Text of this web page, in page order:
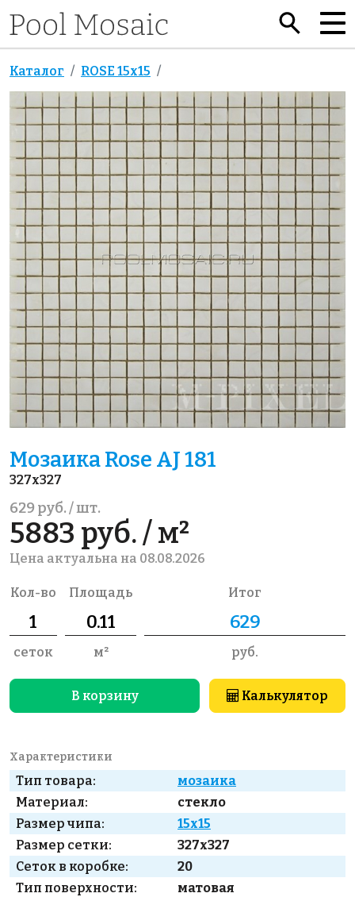
Каталог ROSE 15x15
Мозаика Rose AJ 181
327x327
629 руб. / шт.
5883 руб. / м²
Цена актуальна на 08.08.2026
Кол-во
сеток
Площадь
м²
Итог
руб.
В корзину Калькулятор
Характеристики
Тип товара:
мозаика
Материал:
стекло
Размер чипа:
15x15
Размер сетки:
327x327
Сеток в коробке:
20
Тип поверхности:
матовая